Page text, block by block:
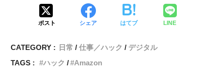
ポスト シェア はてブ LINE
CATEGORY : 日常 仕事／ハック
デジタル
TAGS :
ハック Amazon